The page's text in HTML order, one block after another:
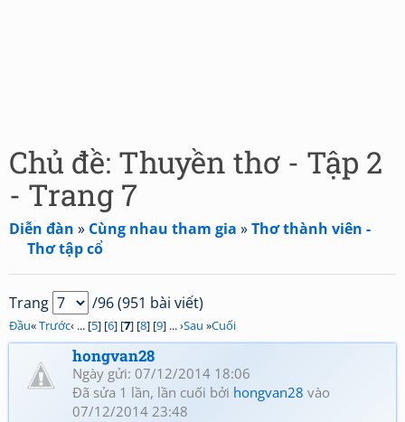
Chủ đề: Thuyền thơ - Tập 2
- Trang 7
Diễn đàn » Cùng nhau tham gia »Thơ thành viên -
Thơ tập cổ
Trang /96 (951 bài viết)
Đầu«Trước‹ ... [5] [6] [7] [8] [9] ... ›Sau »Cuối
hongvan28
Ngày gửi: 07/12/2014 18:06
Đã sửa 1 lần, lần cuối bởi hongvan28 vào
07/12/2014 23:48